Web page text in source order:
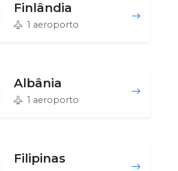
Finlândia
1 aeroporto
Albânia
1 aeroporto
Filipinas